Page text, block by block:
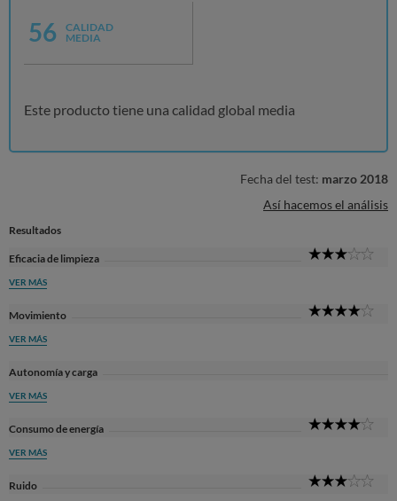
56
CALIDAD
MEDIA
Este producto tiene una calidad global media
Fecha del test: marzo 2018
Así hacemos el análisis
Resultados
Eficacia de limpieza
VER MÁS
Movimiento
VER MÁS
Autonomía y carga
VER MÁS
Consumo de energía
VER MÁS
Ruido